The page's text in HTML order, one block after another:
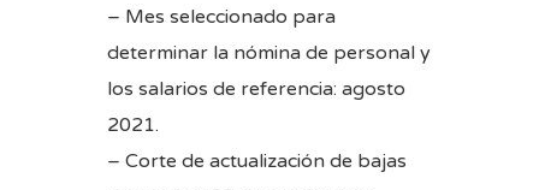
– Mes seleccionado para
determinar la nómina de personal y
los salarios de referencia: agosto
2021.
– Corte de actualización de bajas